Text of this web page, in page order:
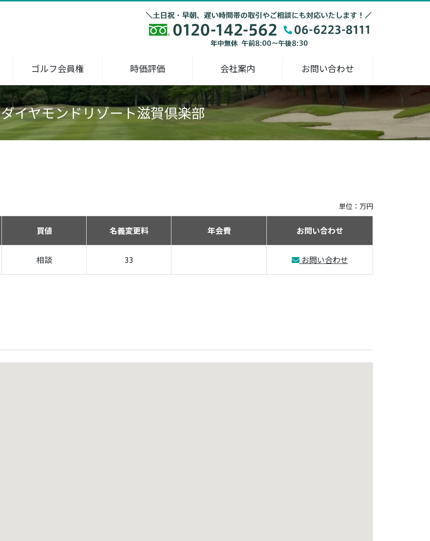
ゴルフ会員権 時価評価 会社案内 お問い合わせ
ダイヤモンドリゾート滋賀倶楽部
単位：万円
買値 名義変更料 年会費 お問い合わせ
相談 33 お問い合わせ